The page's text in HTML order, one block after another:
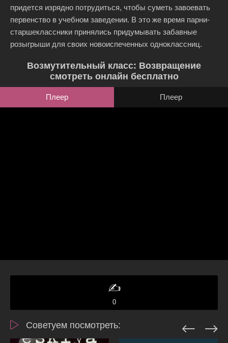
придется изрядно потрудиться, чтобы суметь завоевать
первенство в учебном заведении. В это же время парни-
старшеклассники принялись придумывать забавные
розыгрыши для своих новоиспеченных одноклассниц.
Возмутительный класс: Возвращение
смотреть онлайн бесплатно
Плеер Плеер
✍️
0
Советуем посмотреть: